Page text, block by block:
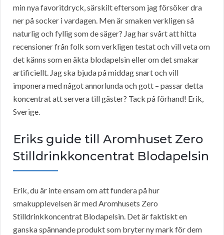
min nya favoritdryck, särskilt eftersom jag försöker dra
ner på socker i vardagen. Men är smaken verkligen så
naturlig och fyllig som de säger? Jag har svårt att hitta
recensioner från folk som verkligen testat och vill veta om
det känns som en äkta blodapelsin eller om det smakar
artificiellt. Jag ska bjuda på middag snart och vill
imponera med något annorlunda och gott – passar detta
koncentrat att servera till gäster? Tack på förhand! Erik,
Sverige.
Eriks guide till Aromhuset Zero
Stilldrinkkoncentrat Blodapelsin
Erik, du är inte ensam om att fundera på hur
smakupplevelsen är med Aromhusets Zero
Stilldrinkkoncentrat Blodapelsin. Det är faktiskt en
ganska spännande produkt som bryter ny mark för dem